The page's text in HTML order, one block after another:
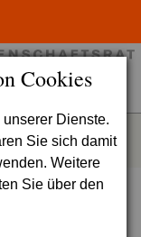
Cookies
Dienste.
Sie sich damit
Weitere
Sie über den